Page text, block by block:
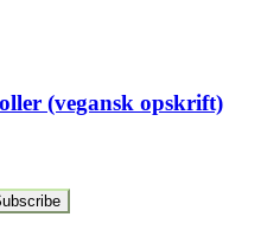
(vegansk opskrift)